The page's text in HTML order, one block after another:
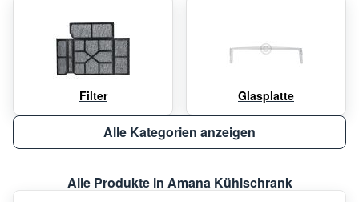
Filter Glasplatte
Alle Kategorien anzeigen
Alle Produkte in Amana Kühlschrank